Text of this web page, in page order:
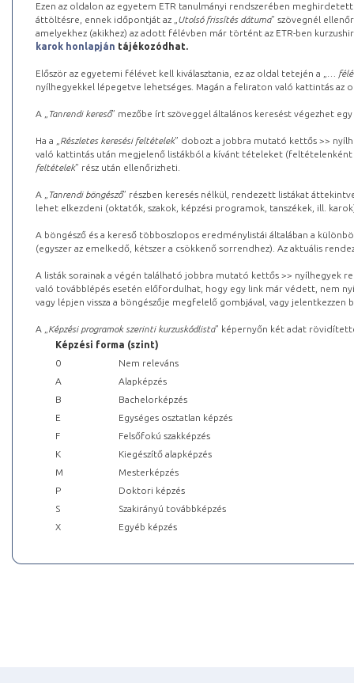
Ezen az oldalon az egyetem ETR tanulmányi rendszerében
áttöltésre, ennek időpontját az „ Utolsó frissítés dátuma” szövegnél
amelyekhez (akikhez) az adott félévben már történt az ETR-ben
karok honlapján tájékozódhat.
Először az egyetemi félévet kell kiválasztania, ez az oldal tetején a „
…
nyílhegyekkel lépegetve lehetséges. Magán a feliraton való kattintás az
A „ Tanrendi kereső” mezőbe írt szöveggel általános keresést végezhet
Ha a „ Részletes keresési feltételek” dobozt a jobbra mutató kettős >>
való kattintás után megjelenő listákból a kívánt tételeket (feltételenként
feltételek” rész után ellenőrizheti.
A „ Tanrendi böngésző” részben keresés nélkül, rendezett listákat
lehet elkezdeni (oktatók, szakok, képzési programok, tanszékek, ill.
A böngésző és a kereső többoszlopos eredménylistái általában a
(egyszer az emelkedő, kétszer a csökkenő sorrendhez). Az aktuális
A listák sorainak a végén található jobbra mutató kettős >> nyílhegyek
való továbblépés esetén előfordulhat, hogy egy link már védett, nem
vagy lépjen vissza a böngészője megfelelő gombjával, vagy
A „ Képzési programok szerinti kurzuskódlista” képernyőn két adat
Képzési forma (szint)
0
Nem releváns
A
Alapképzés
B
Bachelorképzés
E
Egységes osztatlan képzés
F
Felsőfokú szakképzés
K
Kiegészítő alapképzés
M
Mesterképzés
P
Doktori képzés
S
Szakirányú továbbképzés
X
Egyéb képzés